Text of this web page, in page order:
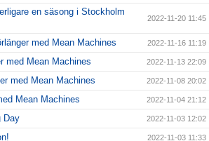
en säsong i Stockholm
2022-11-20 11:45
med Mean Machines 2022-11-16 11:19
med Mean Machines 2022-11-13 22:09
med Mean Machines 2022-11-08 20:02
Mean Machines 2022-11-04 21:12
Day 2022-11-03 12:02
2022-11-03 11:33